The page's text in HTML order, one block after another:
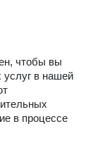
чтобы вы
услуг в нашей
в процессе